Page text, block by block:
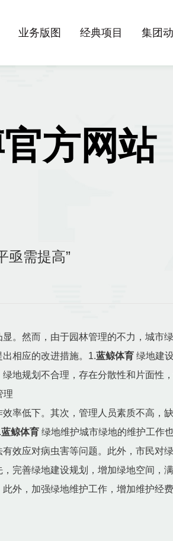
业务版图 经典项目 集团
方网站
亟需提高”
。然而，由于园林管理的不力，城市
相应的改进措施。1.蓝鲸体育 绿地建
地规划不合理，存在分散性和片面性
理
率低下。其次，管理人员素质不高，
蓝鲸体育 绿地维护城市绿地的维护工作
效应对病虫害等问题。此外，市民对
完善绿地建设规划，增加绿地空间，
外，加强绿地维护工作，增加维护经